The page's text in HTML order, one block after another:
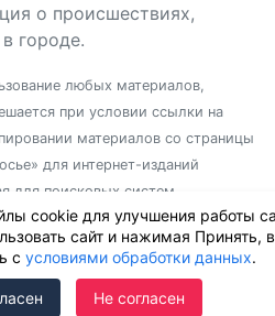
о происшествиях,
городе.
любых материалов,
при условии ссылки на
материалов со страницы
для интернет-изданий
для поисковых систем
или частичного
должна быть размещена в
материала.
cookie для улучшения работы
сайт и нажимая Принять,
с условиями обработки данных.
Не согласен